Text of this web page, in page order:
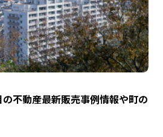
不動産最新販売事例情報や町の